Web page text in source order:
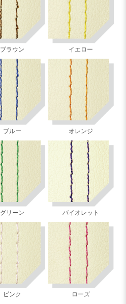
ブラウン イエロー
ブルー オレンジ
グリーン バイオレット
ピンク ローズ